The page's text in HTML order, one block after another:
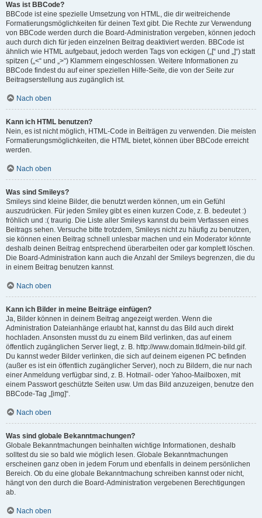
Was ist BBCode?
BBCode ist eine spezielle Umsetzung von HTML, die dir weitreichende
Formatierungsmöglichkeiten für deinen Text gibt. Die Rechte zur Verwendung
von BBCode werden durch die Board-Administration vergeben, können jedoch
auch durch dich für jeden einzelnen Beitrag deaktiviert werden. BBCode ist
ähnlich wie HTML aufgebaut, jedoch werden Tags von eckigen („[“ und „]“) statt
spitzen („<“ und „>“) Klammern eingeschlossen. Weitere Informationen zu
BBCode findest du auf einer speziellen Hilfe-Seite, die von der Seite zur
Beitragserstellung aus zugänglich ist.
Nach oben
Kann ich HTML benutzen?
Nein, es ist nicht möglich, HTML-Code in Beiträgen zu verwenden. Die meisten
Formatierungsmöglichkeiten, die HTML bietet, können über BBCode erreicht
werden.
Nach oben
Was sind Smileys?
Smileys sind kleine Bilder, die benutzt werden können, um ein Gefühl
auszudrücken. Für jeden Smiley gibt es einen kurzen Code, z. B. bedeutet :)
fröhlich und :( traurig. Die Liste aller Smileys kannst du beim Verfassen eines
Beitrags sehen. Versuche bitte trotzdem, Smileys nicht zu häufig zu benutzen,
sie können einen Beitrag schnell unlesbar machen und ein Moderator könnte
deshalb deinen Beitrag entsprechend überarbeiten oder gar komplett löschen.
Die Board-Administration kann auch die Anzahl der Smileys begrenzen, die du
in einem Beitrag benutzen kannst.
Nach oben
Kann ich Bilder in meine Beiträge einfügen?
Ja, Bilder können in deinem Beitrag angezeigt werden. Wenn die
Administration Dateianhänge erlaubt hat, kannst du das Bild auch direkt
hochladen. Ansonsten musst du zu einem Bild verlinken, das auf einem
öffentlich zugänglichen Server liegt, z. B. http://www.domain.tld/mein-bild.gif.
Du kannst weder Bilder verlinken, die sich auf deinem eigenen PC befinden
(außer es ist ein öffentlich zugänglicher Server), noch zu Bildern, die nur nach
einer Anmeldung verfügbar sind, z. B. Hotmail- oder Yahoo-Mailboxen, mit
einem Passwort geschützte Seiten usw. Um das Bild anzuzeigen, benutze den
BBCode-Tag „[img]“.
Nach oben
Was sind globale Bekanntmachungen?
Globale Bekanntmachungen beinhalten wichtige Informationen, deshalb
solltest du sie so bald wie möglich lesen. Globale Bekanntmachungen
erscheinen ganz oben in jedem Forum und ebenfalls in deinem persönlichen
Bereich. Ob du eine globale Bekanntmachung schreiben kannst oder nicht,
hängt von den durch die Board-Administration vergebenen Berechtigungen
ab.
Nach oben